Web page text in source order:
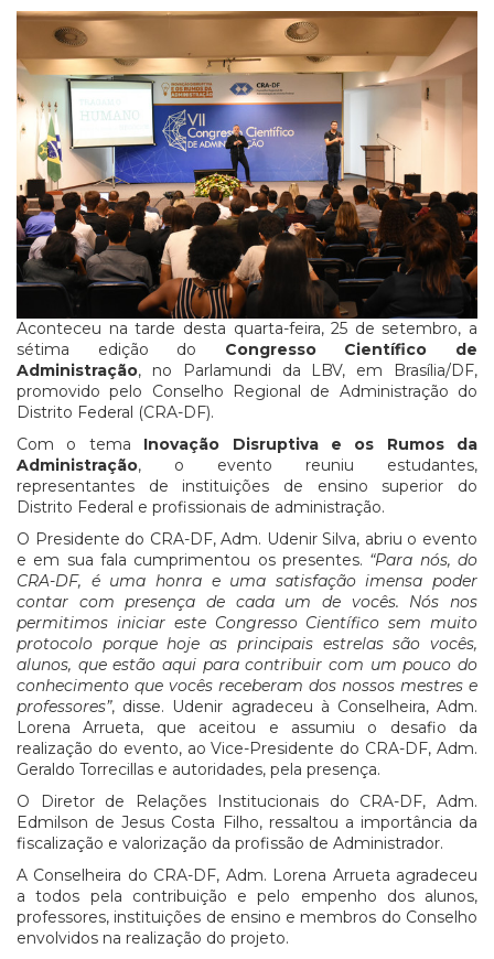
Aconteceu na tarde desta quarta-feira, 25 de setembro, a
sétima edição do Congresso Científico de
Administração, no Parlamundi da LBV, em Brasília/DF,
promovido pelo Conselho Regional de Administração do
Distrito Federal (CRA-DF).
Com o tema Inovação Disruptiva e os Rumos da
Administração, o evento reuniu estudantes,
representantes de instituições de ensino superior do
Distrito Federal e profissionais de administração.
O Presidente do CRA-DF, Adm. Udenir Silva, abriu o evento
e em sua fala cumprimentou os presentes. “Para nós, do
CRA-DF, é uma honra e uma satisfação imensa poder
contar com presença de cada um de vocês. Nós nos
permitimos iniciar este Congresso Científico sem muito
protocolo porque hoje as principais estrelas são vocês,
alunos, que estão aqui para contribuir com um pouco do
conhecimento que vocês receberam dos nossos mestres e
professores”, disse. Udenir agradeceu à Conselheira, Adm.
Lorena Arrueta, que aceitou e assumiu o desafio da
realização do evento, ao Vice-Presidente do CRA-DF, Adm.
Geraldo Torrecillas e autoridades, pela presença.
O Diretor de Relações Institucionais do CRA-DF, Adm.
Edmilson de Jesus Costa Filho, ressaltou a importância da
fiscalização e valorização da profissão de Administrador.
A Conselheira do CRA-DF, Adm. Lorena Arrueta agradeceu
a todos pela contribuição e pelo empenho dos alunos,
professores, instituições de ensino e membros do Conselho
envolvidos na realização do projeto.